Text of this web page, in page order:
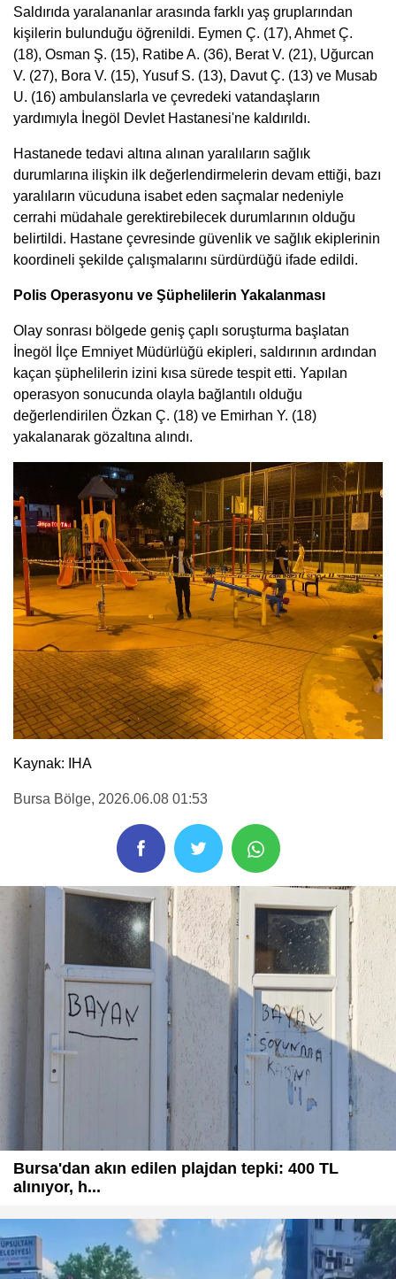
Saldırıda yaralananlar arasında farklı yaş gruplarından
kişilerin bulunduğu öğrenildi. Eymen Ç. (17), Ahmet Ç.
(18), Osman Ş. (15), Ratibe A. (36), Berat V. (21), Uğurcan
V. (27), Bora V. (15), Yusuf S. (13), Davut Ç. (13) ve Musab
U. (16) ambulanslarla ve çevredeki vatandaşların
yardımıyla İnegöl Devlet Hastanesi'ne kaldırıldı.
Hastanede tedavi altına alınan yaralıların sağlık
durumlarına ilişkin ilk değerlendirmelerin devam ettiği, bazı
yaralıların vücuduna isabet eden saçmalar nedeniyle
cerrahi müdahale gerektirebilecek durumlarının olduğu
belirtildi. Hastane çevresinde güvenlik ve sağlık ekiplerinin
koordineli şekilde çalışmalarını sürdürdüğü ifade edildi.
Polis Operasyonu ve Şüphelilerin Yakalanması
Olay sonrası bölgede geniş çaplı soruşturma başlatan
İnegöl İlçe Emniyet Müdürlüğü ekipleri, saldırının ardından
kaçan şüphelilerin izini kısa sürede tespit etti. Yapılan
operasyon sonucunda olayla bağlantılı olduğu
değerlendirilen Özkan Ç. (18) ve Emirhan Y. (18)
yakalanarak gözaltına alındı.
Kaynak: IHA
Bursa Bölge, 2026.06.08 01:53
Bursa'dan akın edilen plajdan tepki: 400 TL
alınıyor, h...